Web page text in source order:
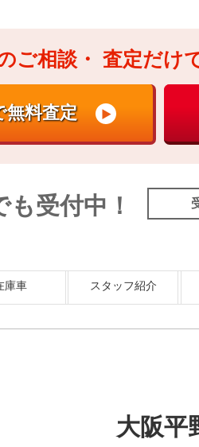
ご相談・ 査定だけ
も受付中！
庫車 スタッフ紹介
大阪平